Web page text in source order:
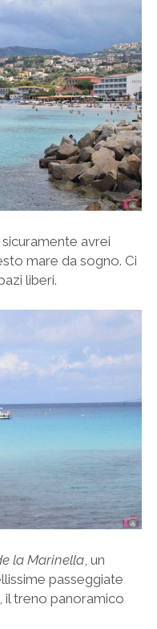
avrei
mare da sogno. Ci
liberi.
la Marinella, un
passeggiate
, il treno panoramico